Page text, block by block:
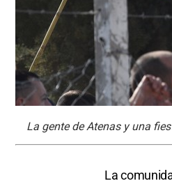
La gente de Atenas y una
La